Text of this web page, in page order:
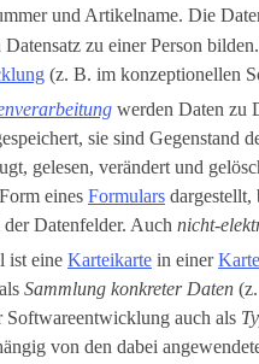
und Artikelname. Die
zu einer Person
(z. B. im konzeptionellen
werden Daten zu
sie sind Gegenstand
gelesen, verändert und
eines Formulars dargestellt,
Datenfelder. Auch nicht-
ist eine Karteikarte in einer
Sammlung konkreter Daten
auch als
von den dabei